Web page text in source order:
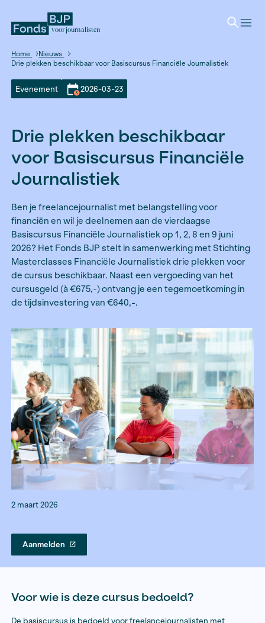
Home
Nieuws
Drie plekken beschikbaar voor Basiscursus Financiële
Drie plekken
voor Basiscursus
Journalistiek
Ben je freelancejournalist met belangstelling
financiën en wil je deelnemen aan de vierdaagse
Basiscursus Financiële Journalistiek op 1, 2, 8 en
2026? Het Fonds BJP stelt in samenwerking
Masterclasses Financiële Journalistiek drie
de cursus beschikbaar. Naast een vergoeding
cursusgeld (à €675,-) ontvang je een
de tijdsinvestering van €640,-.